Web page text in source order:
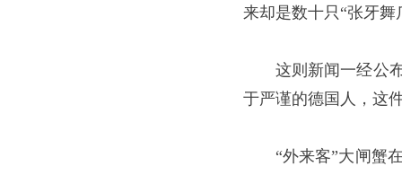
来却是数十只“张牙舞
这则新闻一经公
于严谨的德国人，这
“外来客”大闸蟹